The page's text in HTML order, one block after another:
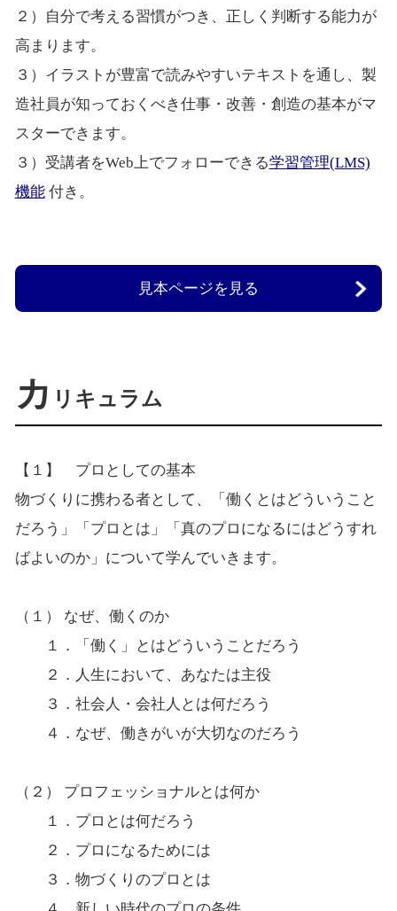
２）自分で考える習慣がつき、正しく判断する能力が
高まります。
３）イラストが豊富で読みやすいテキストを通し、製
造社員が知っておくべき仕事・改善・創造の基本がマ
スターできます。
３）受講者をWeb上でフォローできる学習管理(LMS)
機能付き。
見本ページを見る
カ リキュラム
【１】 プロとしての基本
物づくりに携わる者として、「働くとはどういうこと
だろう」「プロとは」「真のプロになるにはどうすれ
ばよいのか」について学んでいきます。
（１） なぜ、働くのか
１．「働く」とはどういうことだろう
２．人生において、あなたは主役
３．社会人・会社人とは何だろう
４．なぜ、働きがいが大切なのだろう
（２） プロフェッショナルとは何か
１．プロとは何だろう
２．プロになるためには
３．物づくりのプロとは